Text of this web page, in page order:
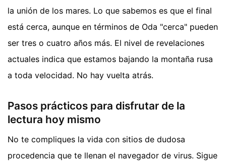
la unión de los mares. Lo que sabemos es que el final
está cerca, aunque en términos de Oda "cerca" pueden
ser tres o cuatro años más. El nivel de revelaciones
actuales indica que estamos bajando la montaña rusa
a toda velocidad. No hay vuelta atrás.
Pasos prácticos para disfrutar de la
lectura hoy mismo
No te compliques la vida con sitios de dudosa
procedencia que te llenan el navegador de virus. Sigue